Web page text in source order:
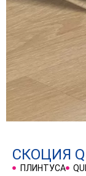
СКОЦИЯ
ПЛИНТУСА